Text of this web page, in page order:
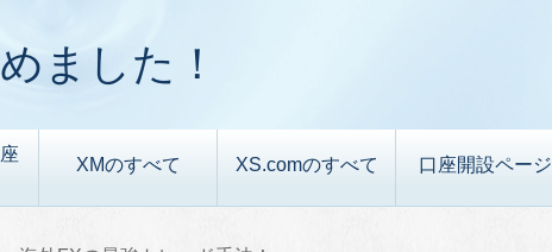
ました！
XMのすべて XS.comのすべて 口座開設ページ